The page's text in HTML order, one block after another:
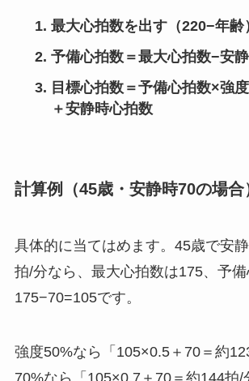
最大心拍数を出す（220−年齢
予備心拍数＝最大心拍数−安
目標心拍数＝予備心拍数×強度
＋安静時心拍数
計算例（45歳・安静時70の場合
具体的に当てはめます。45歳で安
拍/分なら、最大心拍数は175、予
175−70=105です。
強度50%なら「105×0.5＋70＝約